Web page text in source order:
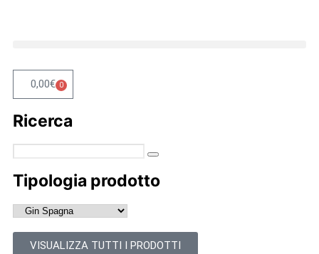
0,00€ 0
Ricerca
Tipologia prodotto
VISUALIZZA TUTTI I PRODOTTI